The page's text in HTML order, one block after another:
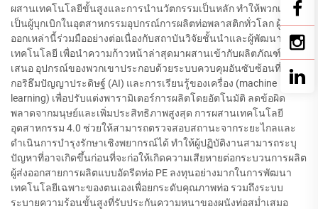
ผสานเทคโนโลยีขั้นสูงและการนำนวัตกรรมเป็นหลัก ทำให้พวกเขา
เป็นผู้บุกเบิกในอุตสาหกรรมอุปกรณ์การผลิตท่อพลาสติกทั่วโลก ผู้ส่ง
ออกเหล่านี้ร่วมมืออย่างต่อเนื่องกับสถาบันวิจัยชั้นนำและผู้พัฒนา
เทคโนโลยี เพื่อนำความก้าวหน้าล่าสุดมาผสานเข้ากับผลิตภัณฑ์ที่นำ
เสนอ อุปกรณ์ของพวกเขาประกอบด้วยระบบควบคุมอันซับซ้อนที่ใช้อัล
กอริธึมปัญญาประดิษฐ์ (AI) และการเรียนรู้ของเครื่อง (machine
learning) เพื่อปรับแต่งพารามิเตอร์การผลิตโดยอัตโนมัติ ลดข้อผิด
พลาดจากมนุษย์และเพิ่มประสิทธิภาพสูงสุด การผสานเทคโนโลยี
อุตสาหกรรม 4.0 ช่วยให้สามารถตรวจสอบสถานะจากระยะไกลและ
ดำเนินการบำรุงรักษาเชิงพยากรณ์ได้ ทำให้ผู้ปฏิบัติงานสามารถระบุ
ปัญหาที่อาจเกิดขึ้นก่อนที่จะก่อให้เกิดความเสียหายต่อกระบวนการผลิต
ผู้ส่งออกสายการผลิตแบบอัดรีดท่อ PE ลงทุนอย่างมากในการพัฒนา
เทคโนโลยีเฉพาะของตนเองเพื่อยกระดับคุณภาพท่อ รวมถึงระบบ
ระบายความร้อนขั้นสูงที่รับประกันความหนาของผนังท่อสม่ำเสมอ